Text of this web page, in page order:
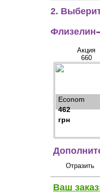
2.
Флизелин
Акция
660
Econom
462
грн
Отразить
Ваш